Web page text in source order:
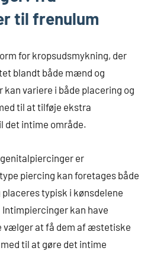
til frenulum
for kropsudsmykning, der
blandt både mænd og
variere i både placering og
til at tilføje ekstra
intime område.
er
piercing kan foretages både
typisk i kønsdelene
kan have
vælger at få dem af æstetiske
til at gøre det intime